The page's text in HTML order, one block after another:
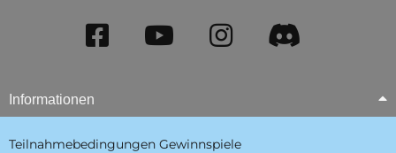
Informationen
Teilnahmebedingungen Gewinnspiele